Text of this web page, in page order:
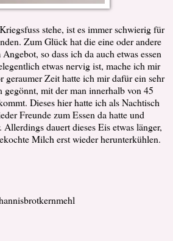
stehe, ist es immer schwierig für
Zum Glück hat die eine oder andere
so dass ich da auch etwas essen
etwas nervig ist, mache ich mir
geraumer Zeit hatte ich mir dafür ein sehr
gegönnt, mit der man innerhalb von 45
Dieses hier hatte ich als Nachtisch
Freunde zum Essen da hatte und
dauert dieses Eis etwas länger,
Milch erst wieder herunterkühlen.